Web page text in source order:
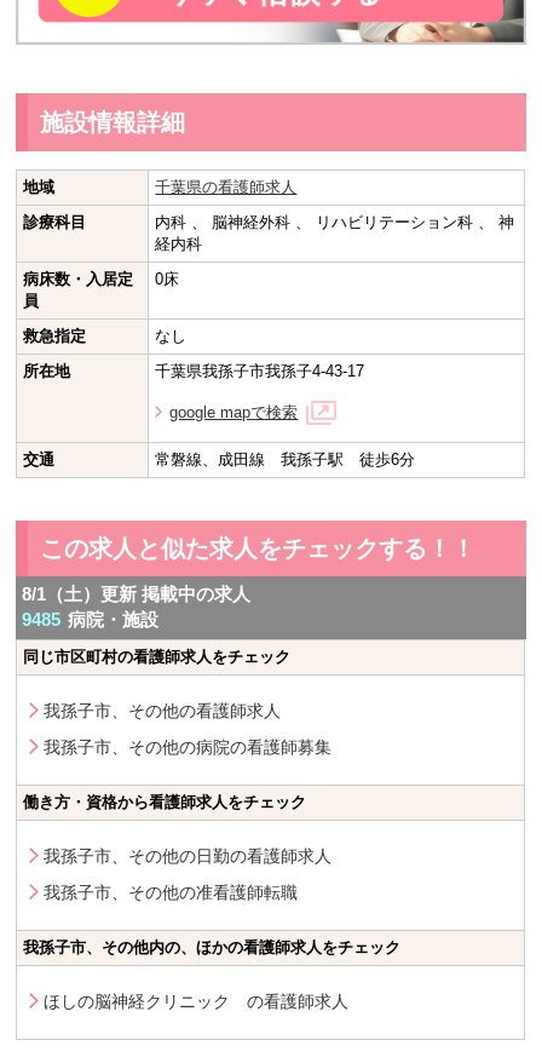
施設情報詳細
地域
千葉県の看護師求人
診療科目
内科 、 脳神経外科 、 リハビリテーション科 、 神
経内科
病床数・入居定
員
0床
救急指定
なし
所在地
千葉県我孫子市我孫子4-43-17
google mapで検索
交通 常磐線、成田線 我孫子駅 徒歩6分
この求人と似た求人をチェックする！！
8/1（土）更新 掲載中の求人
9485 病院・施設
同じ市区町村の看護師求人をチェック
我孫子市、その他の看護師求人
我孫子市、その他の病院の看護師募集
働き方・資格から看護師求人をチェック
我孫子市、その他の日勤の看護師求人
我孫子市、その他の准看護師転職
我孫子市、その他内の、ほかの看護師求人をチェック
ほしの脳神経クリニック の看護師求人